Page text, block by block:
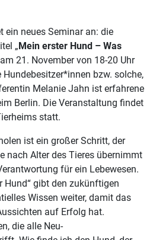
ein neues Seminar an: die
„Mein erster Hund – Was
am 21. November von 18-20 Uhr
bzw. solche,
Melanie Jahn ist erfahrene
Berlin. Die Veranstaltung findet
statt.
ist ein großer Schritt, der
nach Alter des Tieres übernimmt
für ein Lebewesen.
Hund“ gibt den zukünftigen
Wissen weiter, damit das
auf Erfolg hat.
die alle Neu-